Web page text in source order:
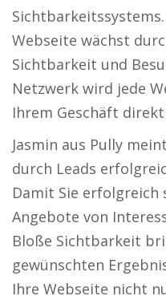
Webseite wächst
Sichtbarkeit und
Netzwerk wird jede
Ihrem Geschäft
Jasmin aus Pully
durch Leads
Damit Sie erfolgreich
Angebote von
Bloße Sichtbarkeit
gewünschten
Ihre Webseite nicht